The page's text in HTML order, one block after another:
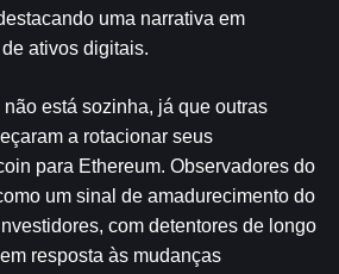
uma narrativa em
ativos digitais.
está sozinha, já que outras
a rotacionar seus
para Ethereum. Observadores do
um sinal de amadurecimento do
com detentores de longo
resposta às mudanças